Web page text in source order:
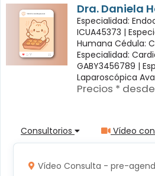
Dra. Daniela
Especialidad:
ICUA45373 |
Humana Cédula:
Especialidad:
GABY3456789 |
Laparoscópica
Precios * desde
Consultorios Vídeo
Vídeo Consulta - pre-